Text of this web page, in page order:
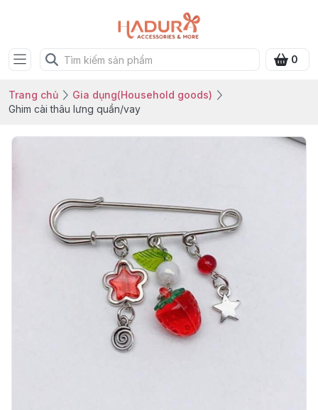
0
Trang chủ
Gia dụng(Household goods)
Ghim cài thâu lưng quần/vay